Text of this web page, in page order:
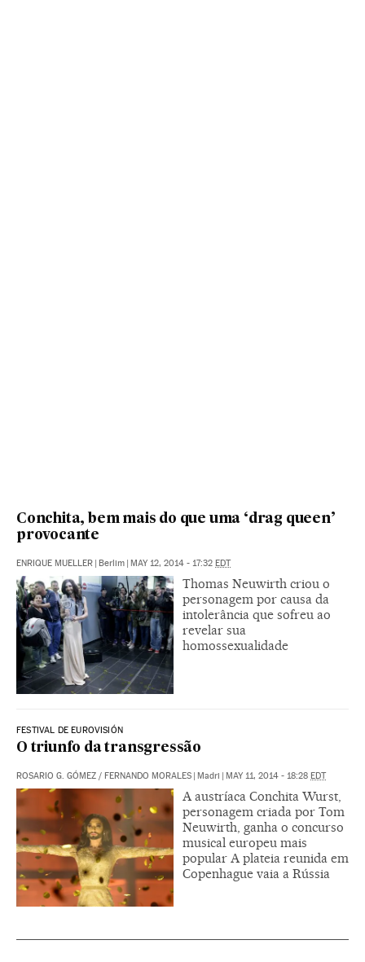
Conchita, bem mais do que uma ‘drag queen’
provocante
ENRIQUE MUELLER Berlim MAY 12, 2014 - 17:32 EDT
Thomas Neuwirth criou o
personagem por causa da
intolerância que sofreu ao
revelar sua
homossexualidade
FESTIVAL DE EUROVISIÓN
O triunfo da transgressão
ROSARIO G. GÓMEZ / FERNANDO MORALES Madri MAY 11, 2014 - 18:28 EDT
A austríaca Conchita Wurst,
personagem criada por Tom
Neuwirth, ganha o concurso
musical europeu mais
popular A plateia reunida em
Copenhague vaia a Rússia